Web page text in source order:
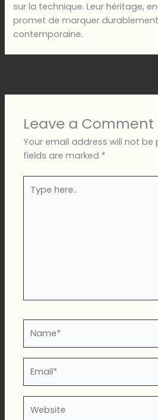
sur la technique. Leur héritage,
promet de marquer
contemporaine.
Leave a Comment
Your email address will not be
fields are marked *
here..